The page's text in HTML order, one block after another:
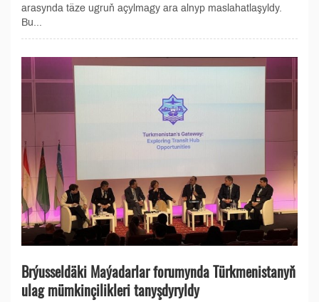
arasynda täze ugruň açylmagy ara alnyp maslahatlaşyldy.
Bu...
Brýusseldäki Maýadarlar forumynda Türkmenistanyň
ulag mümkinçilikleri tanyşdyryldy